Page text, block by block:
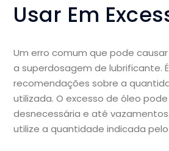
Usar Em
Um erro comum que pode
a superdosagem de lubrificante.
recomendações sobre a
utilizada. O excesso de óleo
desnecessária e até
utilize a quantidade indicada